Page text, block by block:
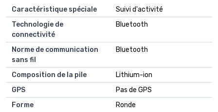
Caractéristique spéciale
Suivi d'activité
Technologie de
connectivité
Bluetooth
Norme de communication
sans fil
Bluetooth
Composition de la pile
Lithium-ion
GPS
Pas de GPS
Forme
Ronde